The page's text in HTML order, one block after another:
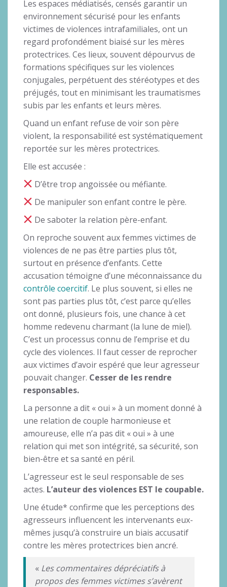
Les espaces médiatisés, censés garantir un
environnement sécurisé pour les enfants
victimes de violences intrafamiliales, ont un
regard profondément biaisé sur les mères
protectrices. Ces lieux, souvent dépourvus de
formations spécifiques sur les violences
conjugales, perpétuent des stéréotypes et des
préjugés, tout en minimisant les traumatismes
subis par les enfants et leurs mères.
Quand un enfant refuse de voir son père
violent, la responsabilité est systématiquement
reportée sur les mères protectrices.
Elle est accusée :
D’être trop angoissée ou méfiante.
De manipuler son enfant contre le père.
De saboter la relation père-enfant.
On reproche souvent aux femmes victimes de
violences de ne pas être parties plus tôt,
surtout en présence d’enfants. Cette
accusation témoigne d’une méconnaissance du
contrôle coercitif. Le plus souvent, si elles ne
sont pas parties plus tôt, c’est parce qu’elles
ont donné, plusieurs fois, une chance à cet
homme redevenu charmant (la lune de miel).
C’est un processus connu de l’emprise et du
cycle des violences. Il faut cesser de reprocher
aux victimes d’avoir espéré que leur agresseur
pouvait changer. Cesser de les rendre
responsables.
La personne a dit « oui » à un moment donné à
une relation de couple harmonieuse et
amoureuse, elle n’a pas dit « oui » à une
relation qui met son intégrité, sa sécurité, son
bien-être et sa santé en péril.
L’agresseur est le seul responsable de ses
actes. L’auteur des violences EST le coupable.
Une étude* confirme que les perceptions des
agresseurs influencent les intervenants eux-
mêmes jusqu’à construire un biais accusatif
contre les mères protectrices bien ancré.
« Les commentaires dépréciatifs à
propos des femmes victimes s’avèrent